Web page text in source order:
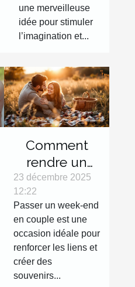
une merveilleuse
idée pour stimuler
l’imagination et...
Comment
rendre un
week-end en
couple
inoubliable ?
23 décembre 2025
12:22
Passer un week-end
en couple est une
occasion idéale pour
renforcer les liens et
créer des
souvenirs...